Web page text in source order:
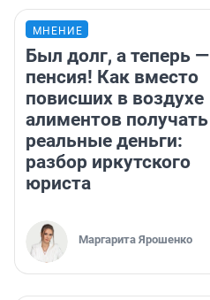
МНЕНИЕ
Был долг, а теперь —
пенсия! Как вместо
повисших в воздухе
алиментов получать
реальные деньги:
разбор иркутского
юриста
Маргарита Ярошенко